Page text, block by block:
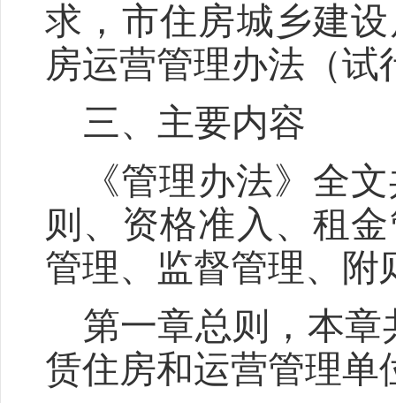
求，市住房城乡建
房运营管理办法（试
三、主要内容
《管理办法》全
则、资格准入、租
管理、监督管理、附
第一章总则，本章
赁住房和运营管理单